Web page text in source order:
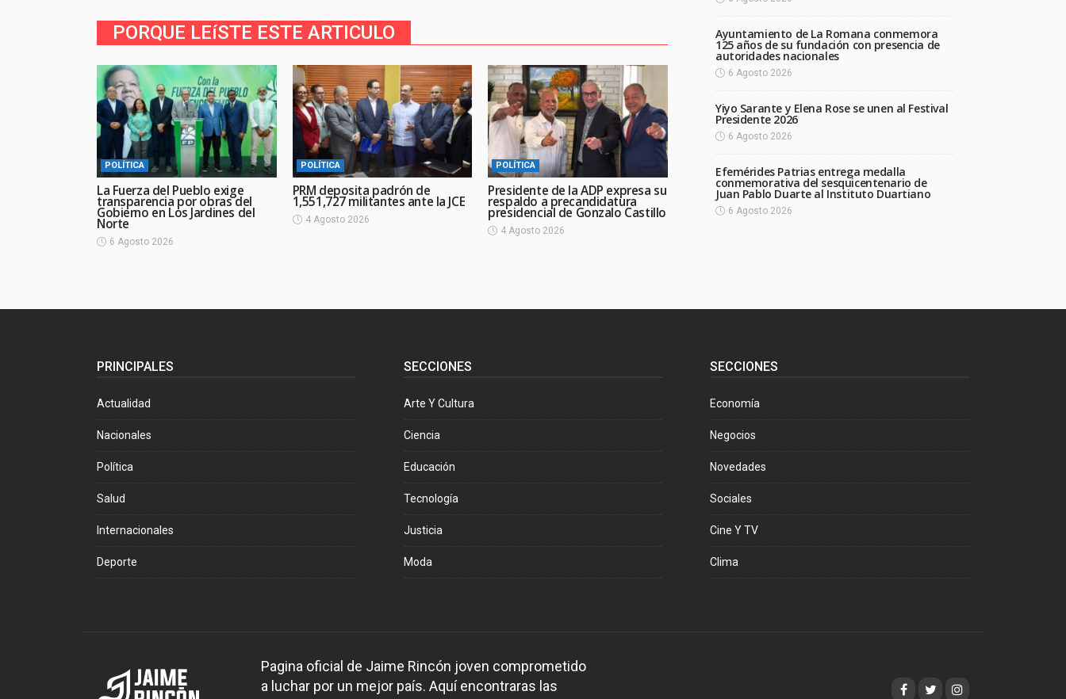
PORQUE LEíSTE ESTE ARTICULO
POLÍTICA
La Fuerza del Pueblo exige
transparencia por obras del
Gobierno en Los Jardines del
Norte
6 Agosto 2026
POLÍTICA
PRM deposita padrón de
1,551,727 militantes ante la JCE
4 Agosto 2026
POLÍTICA
Presidente de la ADP expresa su
respaldo a precandidatura
presidencial de Gonzalo Castillo
4 Agosto 2026
Ayuntamiento de La Romana conmemora
125 años de su fundación con presencia de
autoridades nacionales
6 Agosto 2026
Yiyo Sarante y Elena Rose se unen al Festival
Presidente 2026
6 Agosto 2026
Efemérides Patrias entrega medalla
conmemorativa del sesquicentenario de
Juan Pablo Duarte al Instituto Duartiano
6 Agosto 2026
PRINCIPALES
Actualidad
Nacionales
Política
Salud
Internacionales
Deporte
SECCIONES
Arte Y Cultura
Ciencia
Educación
Tecnología
Justicia
Moda
SECCIONES
Economía
Negocios
Novedades
Sociales
Cine Y TV
Clima
Pagina oficial de Jaime Rincón joven comprometido
a luchar por un mejor país. Aquí encontraras las